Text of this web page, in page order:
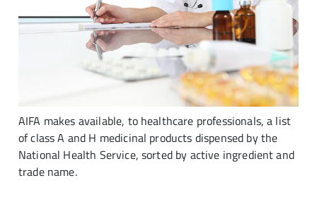
AIFA makes available, to healthcare professionals, a list
of class A and H medicinal products dispensed by the
National Health Service, sorted by active ingredient and
trade name.